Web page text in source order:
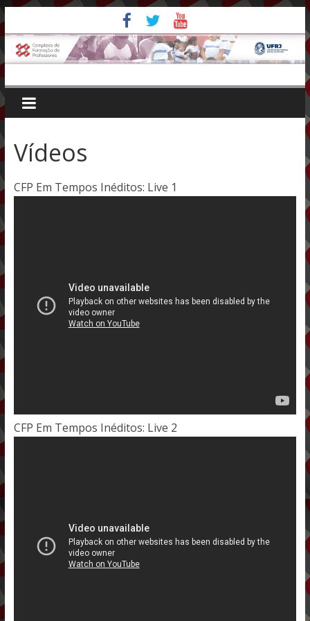
para
conteúdo
Vídeos
CFP Em Tempos Inéditos: Live 1
CFP Em Tempos Inéditos: Live 2